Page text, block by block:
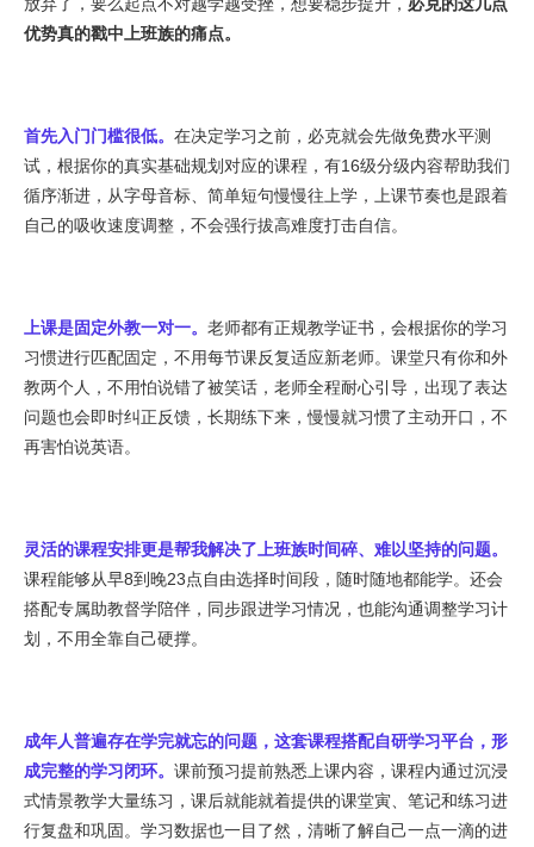
优势真的戳中上班族的痛点。
首先入门门槛很低。 在决定学习之前，必克就会先做免费水平测
试，根据你的真实基础规划对应的课程，有16级分级内容帮助我们
循序渐进，从字母音标、简单短句慢慢往上学，上课节奏也是跟着
自己的吸收速度调整，不会强行拔高难度打击自信。
上课是固定外教一对一。 老师都有正规教学证书，会根据你的学习
习惯进行匹配固定，不用每节课反复适应新老师。课堂只有你和外
教两个人，不用怕说错了被笑话，老师全程耐心引导，出现了表达
问题也会即时纠正反馈，长期练下来，慢慢就习惯了主动开口，不
再害怕说英语。
灵活的课程安排更是帮我解决了上班族时间碎、难以坚持的问题。
课程能够从早8到晚23点自由选择时间段，随时随地都能学。还会
搭配专属助教督学陪伴，同步跟进学习情况，也能沟通调整学习计
划，不用全靠自己硬撑。
成年人普遍存在学完就忘的问题，这套课程搭配自研学习平台，形
成完整的学习闭环。 课前预习提前熟悉上课内容，课程内通过沉浸
式情景教学大量练习，课后就能就着提供的课堂寅、笔记和练习进
行复盘和巩固。学习数据也一目了然，清晰了解自己一点一滴的进